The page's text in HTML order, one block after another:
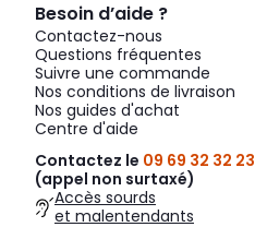
Besoin d’aide ?
Contactez-nous
Questions fréquentes
Suivre une commande
Nos conditions de livraison
Nos guides d'achat
Centre d'aide
Contactez le 09 69 32 32 23
(appel non surtaxé)
Accès sourds
et malentendants